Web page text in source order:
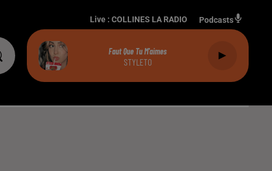
Live : COLLINES LA RADIO Podcasts
Faut Que Tu M'aimes
STYLETO